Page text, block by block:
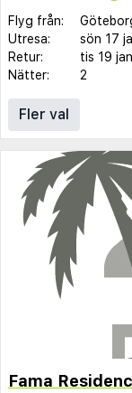
Flyg från:
Utresa:
sön 17
Retur:
tis 19
Nätter:
2
Fler val
Fama